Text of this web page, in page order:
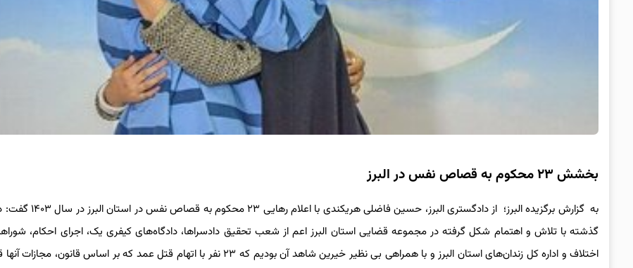
بخشش ۲۳ محکوم به قصاص نفس در البرز
به گزارش برگزیده البرز؛ از دادگستری البرز، حسین فاضلی
گذشته با تلاش و اهتمام شکل گرفته در مجموعه قضایی استان البرز اعم از شعب تحقیق دادسراها، دادگاه‌های کیفری یک، اجرای احکام،
اختلاف و اداره کل زندان‌های استان البرز و با همراهی بی نظیر خیرین شاهد آن بودیم که ۲۳ نفر با اتهام قتل عمد که بر اساس